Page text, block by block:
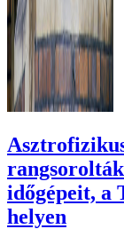
időgépeit, a
helyen